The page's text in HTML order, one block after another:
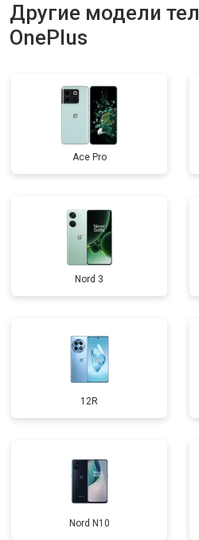
Другие модели
OnePlus
Ace Pro
Nord 3
12R
Nord N10